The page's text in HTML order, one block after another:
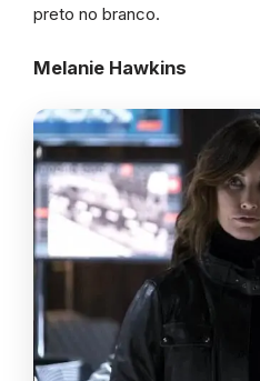
preto no branco.
Melanie Hawkins